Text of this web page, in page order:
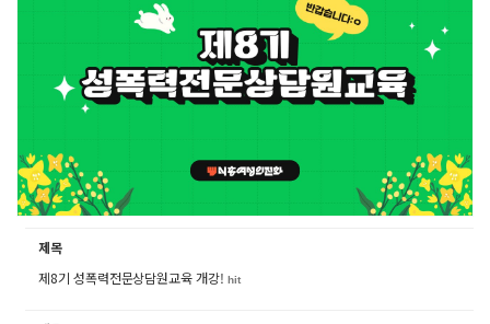
제목
제8기 성폭력전문상담원교육 개강! hit